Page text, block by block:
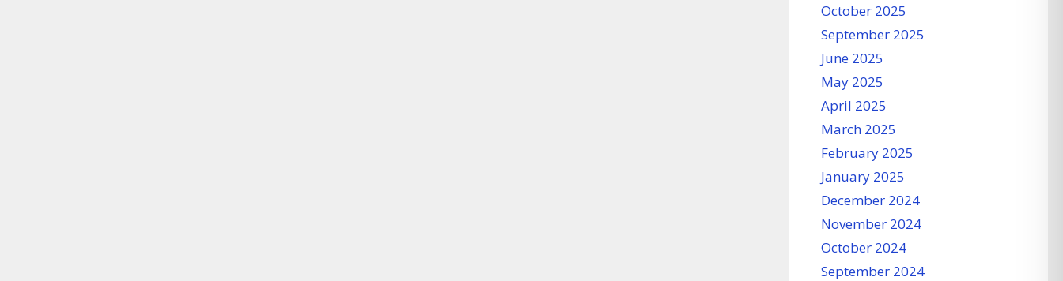
October 2025
September 2025
June 2025
May 2025
April 2025
March 2025
February 2025
January 2025
December 2024
November 2024
October 2024
September 2024